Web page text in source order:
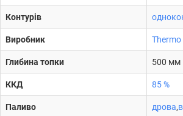
Контурів
Виробник Thermo
Глибина топки 500 мм
ККД 85 %
Паливо дрова,